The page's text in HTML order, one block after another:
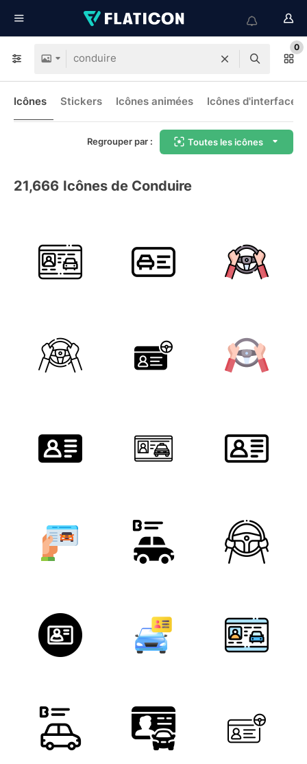
0
Icônes Stickers Icônes animées Icônes d'interface
Regrouper par : Toutes les icônes
21,666 Icônes de Conduire